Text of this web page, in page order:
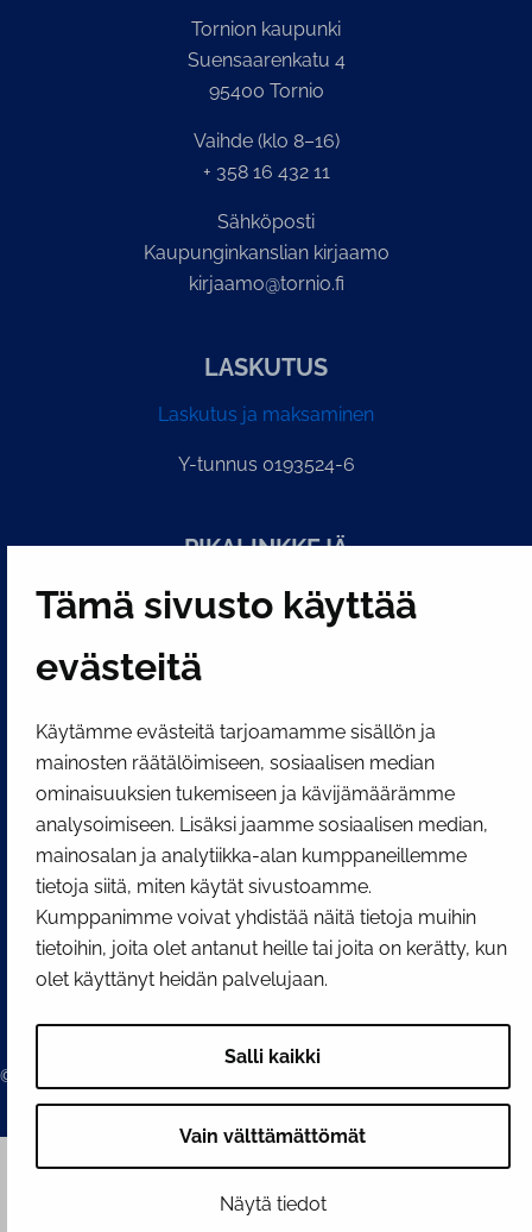
Tämä sivusto käyttää
evästeitä
Käytämme evästeitä tarjoamamme sisällön ja
mainosten räätälöimiseen, sosiaalisen median
ominaisuuksien tukemiseen ja kävijämäärämme
analysoimiseen. Lisäksi jaamme sosiaalisen median,
mainosalan ja analytiikka-alan kumppaneillemme
tietoja siitä, miten käytät sivustoamme.
Kumppanimme voivat yhdistää näitä tietoja muihin
tietoihin, joita olet antanut heille tai joita on kerätty, kun
olet käyttänyt heidän palvelujaan.
Salli kaikki
Vain välttämättömät
Näytä tiedot
Tornion kaupunki
Suensaarenkatu 4
95400 Tornio
Vaihde (klo 8–16)
+ 358 16 432 11
Sähköposti
Kaupunginkanslian kirjaamo
kirjaamo@tornio.fi
LASKUTUS
Laskutus ja maksaminen
Y-tunnus 0193524-6
PI­KA­LINK­KE­JÄ
Näytä evästeasetukseni
SOSIAALINEN MEDIA
Facebook
© 2026 Tornion kaupunki